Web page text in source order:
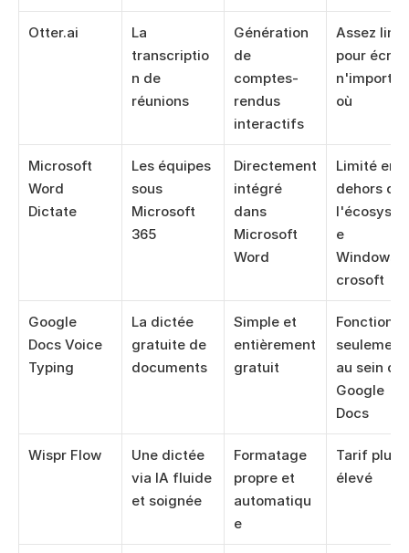
Otter.ai
La
transcriptio
n de
réunions
Génération
de
comptes-
rendus
interactifs
Assez
pour écrire
n'importe
où
Microsoft
Word
Dictate
Les équipes
sous
Microsoft
365
Directement
intégré
dans
Microsoft
Word
Limité en
dehors de
e
Windows/
crosoft
Google
Docs Voice
Typing
La dictée
gratuite de
documents
Simple et
entièrement
gratuit
Fonctionne
seulement
au sein de
Google
Docs
Wispr Flow
Une dictée
via IA fluide
et soignée
Formatage
propre et
automatiqu
e
Tarif plus
élevé